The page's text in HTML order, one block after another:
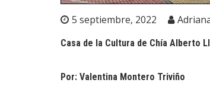
5 septiembre, 2022
Casa de la Cultura de Chía Alberto
Por: Valentina Montero Triviño